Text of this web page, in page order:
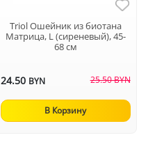
Triol Ошейник из биотана
Матрица, L (сиреневый), 45-
68 см
24.50 BYN 25.50 BYN
В Корзину